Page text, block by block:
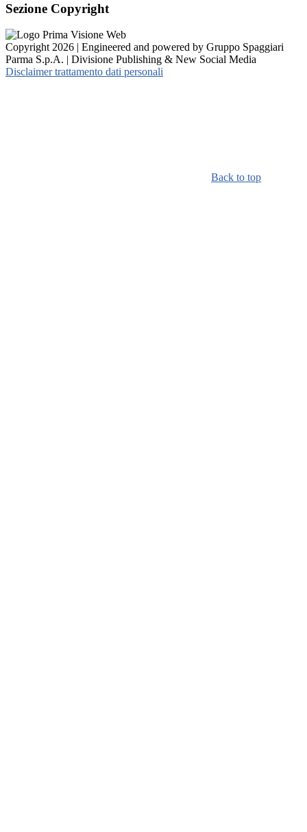
Sezione Copyright
Copyright 2026 | Engineered and powered by Gruppo Spaggiari
Parma S.p.A. | Divisione Publishing & New Social Media
Disclaimer trattamento dati personali
Back to top